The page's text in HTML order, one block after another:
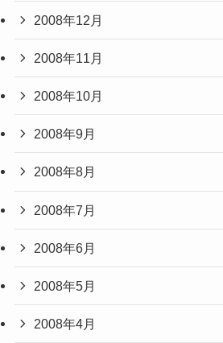
2008年12月
2008年11月
2008年10月
2008年9月
2008年8月
2008年7月
2008年6月
2008年5月
2008年4月